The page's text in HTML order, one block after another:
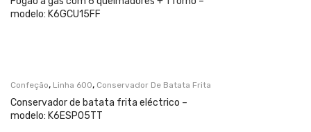
modelo: K6GCU15FF
Confeção, Linha 600, Conservador De Batata Frita
Conservador de batata frita eléctrico –
modelo: K6ESP05TT